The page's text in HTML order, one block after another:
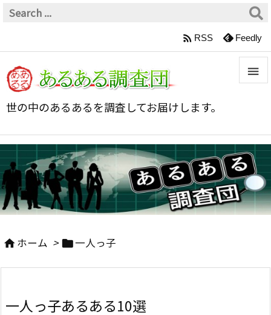
世の中のあるあるを調査してお届けします。


サイ

前へ

 RSS Feedly
ホーム > 一人っ子
一人っ子あるある10選